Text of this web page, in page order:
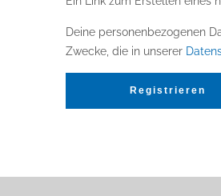
Deine personenbezogenen
Zwecke, die in unserer
Registrieren